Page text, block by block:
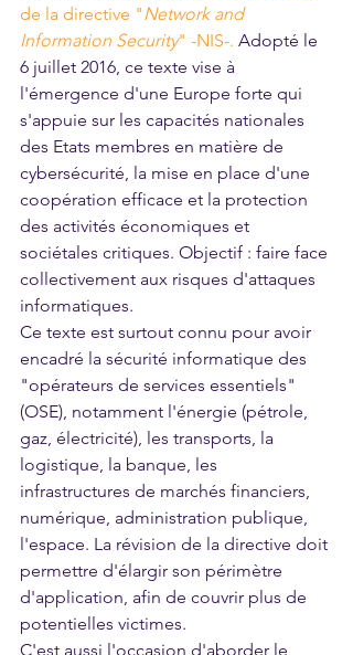
de la directive "Network and
Information Security" -NIS-. Adopté le
6 juillet 2016, ce texte vise à
l'émergence d'une Europe forte qui
s'appuie sur les capacités nationales
des Etats membres en matière de
cybersécurité, la mise en place d'une
coopération efficace et la protection
des activités économiques et
sociétales critiques. Objectif : faire face
collectivement aux risques d'attaques
informatiques.
Ce texte est surtout connu pour avoir
encadré la sécurité informatique des
"opérateurs de services essentiels"
(OSE), notamment l'énergie (pétrole,
gaz, électricité), les transports, la
logistique, la banque, les
infrastructures de marchés financiers,
numérique, administration publique,
l'espace. La révision de la directive doit
permettre d'élargir son périmètre
d'application, afin de couvrir plus de
potentielles victimes.
C'est aussi l'occasion d'aborder le